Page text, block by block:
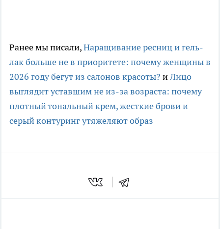
Ранее мы писали,Наращивание ресниц и гель-
лак больше не в приоритете: почему женщины в
2026 году бегут из салонов красоты? иЛицо
выглядит уставшим не из-за возраста: почему
плотный тональный крем, жесткие брови и
серый контуринг утяжеляют образ